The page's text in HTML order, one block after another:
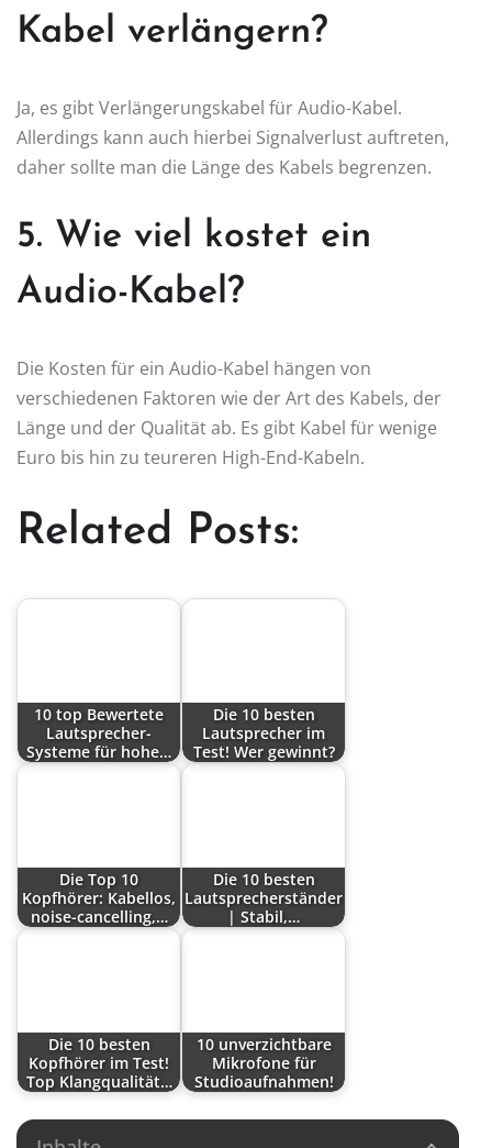
Kabel verlängern?
Ja, es gibt Verlängerungskabel für Audio-Kabel.
Allerdings kann auch hierbei Signalverlust auftreten,
daher sollte man die Länge des Kabels begrenzen.
5. Wie viel kostet ein
Audio-Kabel?
Die Kosten für ein Audio-Kabel hängen von
verschiedenen Faktoren wie der Art des Kabels, der
Länge und der Qualität ab. Es gibt Kabel für wenige
Euro bis hin zu teureren High-End-Kabeln.
Related Posts:
10 top Bewertete
Lautsprecher-
Systeme für hohe…
Die 10 besten
Lautsprecher im
Test! Wer gewinnt?
Die Top 10
Kopfhörer: Kabellos,
noise-cancelling,…
Die 10 besten
Lautsprecherständer
| Stabil,…
Die 10 besten
Kopfhörer im Test!
Top Klangqualität…
10 unverzichtbare
Mikrofone für
Studioaufnahmen!